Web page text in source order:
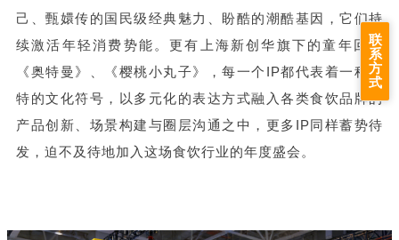
己、甄嬛传的国民级经典魅力、盼酷的潮酷基因，它们持
续激活年轻消费势能。更有上海新创华旗下的童年回忆
《奥特曼》、《樱桃小丸子》，每一个IP都代表着一种独
特的文化符号，以多元化的表达方式融入各类食饮品牌的
产品创新、场景构建与圈层沟通之中，更多IP同样蓄势待
发，迫不及待地加入这场食饮行业的年度盛会。
联
系
方
式